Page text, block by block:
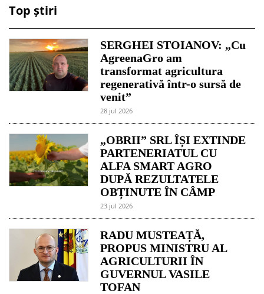
Top știri
SERGHEI STOIANOV: „Cu
AgreenaGro am
transformat agricultura
regenerativă într-o sursă de
venit”
28 jul 2026
„OBRII” SRL ÎȘI EXTINDE
PARTENERIATUL CU
ALFA SMART AGRO
DUPĂ REZULTATELE
OBȚINUTE ÎN CÂMP
23 jul 2026
RADU MUSTEAȚĂ,
PROPUS MINISTRU AL
AGRICULTURII ÎN
GUVERNUL VASILE
TOFAN